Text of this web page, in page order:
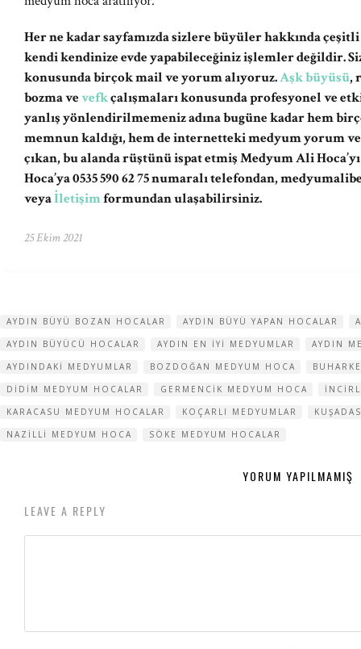
Her ne kadar sayfamızda sizlere büyüler hakkında
kendi kendinize evde yapabileceğiniz işlemler değildir.
konusunda birçok mail ve yorum alıyoruz.Aşk büyüsü,
bozma vevefkçalışmaları konusunda profesyonel ve
yanlış yönlendirilmemeniz adına bugüne kadar hem
memnun kaldığı, hem de internetteki medyum yorum
çıkan, bu alanda rüştünü ispat etmiş Medyum Ali
Hoca’ya 0535 590 62 75 numaralı telefondan,
veyaİletişimformundan ulaşabilirsiniz.
25 Ekim 2021
AYDIN BÜYÜ BOZAN HOCALAR AYDIN BÜYÜ YAPAN HOCALAR
AYDIN BÜYÜCÜ HOCALAR
AYDIN EN IYI MEDYUMLAR
AYDIN
AYDINDAKI MEDYUMLAR
BOZDOĞAN MEDYUM HOCA
DIDIM MEDYUM HOCALAR
GERMENCIK MEDYUM HOCA
KARACASU MEDYUM HOCALAR
KOÇARLI MEDYUMLAR
NAZILLI MEDYUM HOCA
SÖKE MEDYUM HOCALAR
YORUM YAPILMAMIŞ
LEAVE A REPLY